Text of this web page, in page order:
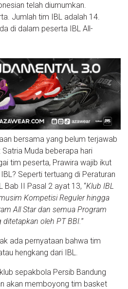
telah diumumkan.
Jumlah tim IBL adalah 14.
di dalam peserta IBL All-
bersama yang belum terjawab
Muda beberapa hari
tim peserta, Prawira wajib ikut
Seperti tertuang di Peraturan
Bab II Pasal 2 ayat 13, “Klub IBL
Kompetisi Reguler hingga
All Star dan semua Program
oleh PT BBI.”
ada pernyataan bahwa tim
hengkang dari IBL.
sepakbola Persib Bandung
akan memboyong tim basket